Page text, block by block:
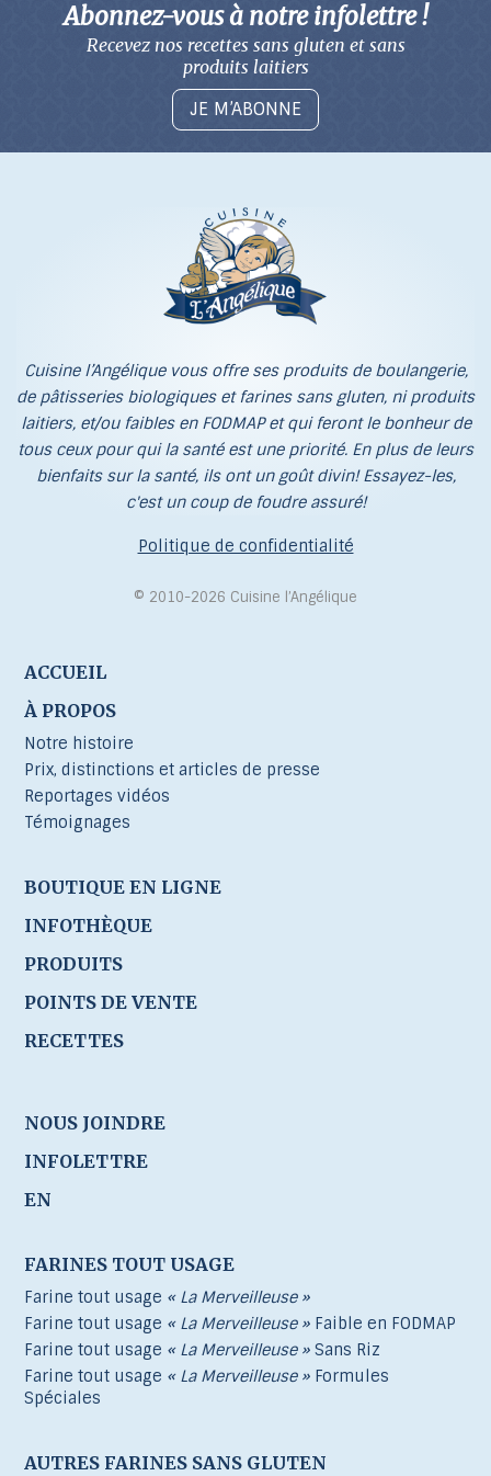
Abonnez-vous à notre infolettre !
Recevez nos recettes sans gluten et sans
produits laitiers
JE M’ABONNE
Cuisine l’Angélique vous offre ses produits de boulangerie,
de pâtisseries biologiques et farines sans gluten, ni produits
laitiers, et/ou faibles en FODMAP et qui feront le bonheur de
tous ceux pour qui la santé est une priorité. En plus de leurs
bienfaits sur la santé, ils ont un goût divin! Essayez-les,
c'est un coup de foudre assuré!
Politique de confidentialité
© 2010-2026 Cuisine l’Angélique
ACCUEIL
À PROPOS
Notre histoire
Prix, distinctions et articles de presse
Reportages vidéos
Témoignages
BOUTIQUE EN LIGNE
INFOTHÈQUE
PRODUITS
POINTS DE VENTE
RECETTES
NOUS JOINDRE
INFOLETTRE
EN
FARINES TOUT USAGE
Farine tout usage « La Merveilleuse »
Farine tout usage « La Merveilleuse » Faible en FODMAP
Farine tout usage « La Merveilleuse » Sans Riz
Farine tout usage « La Merveilleuse » Formules
Spéciales
AUTRES FARINES SANS GLUTEN